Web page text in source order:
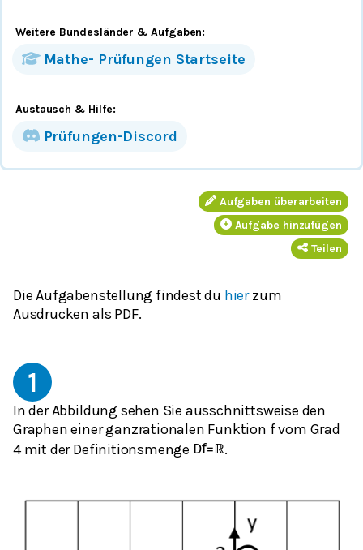
Weitere Bundesländer & Aufgaben:
Mathe- Prüfungen Startseite
Austausch & Hilfe:
Prüfungen-Discord
Aufgaben überarbeiten
Aufgabe hinzufügen
Teilen
Die Aufgabenstellung findest du hierzum
Ausdrucken als PDF.
1
In der Abbildung sehen Sie ausschnittsweise den
Graphen einer ganzrationalen Funktion f vom Grad
4 mit der Definitionsmenge Df= ℝ.